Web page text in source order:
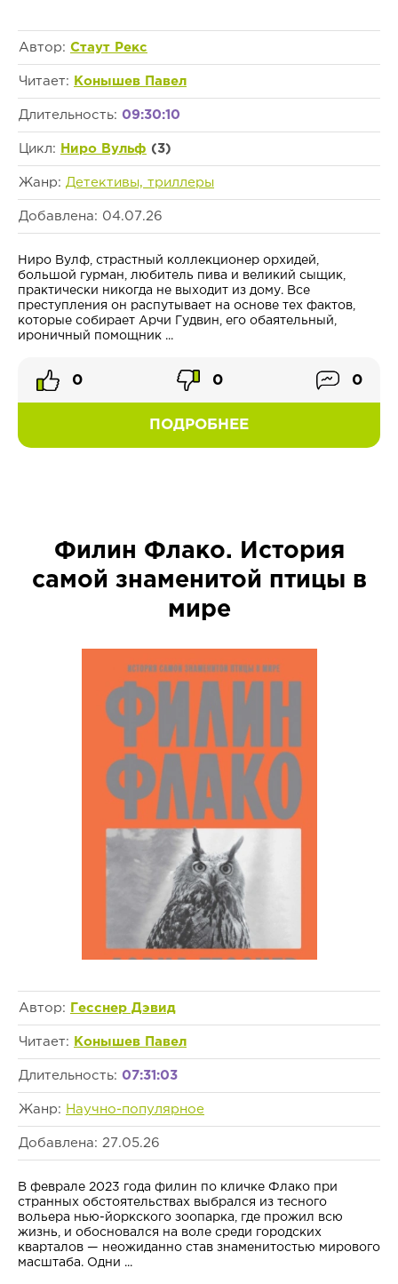
Автор: Стаут Рекс
Читает: Конышев Павел
Длительность: 09:30:10
Цикл: Ниро Вульф (3)
Жанр: Детективы, триллеры
Добавлена: 04.07.26
Ниро Вулф, страстный коллекционер орхидей,
большой гурман, любитель пива и великий сыщик,
практически никогда не выходит из дому. Все
преступления он распутывает на основе тех фактов,
которые собирает Арчи Гудвин, его обаятельный,
ироничный помощник ...
ПОДРОБНЕЕ
0 0 0
Филин Флако. История
самой знаменитой птицы в
мире
Автор: Гесснер Дэвид
Читает: Конышев Павел
Длительность: 07:31:03
Жанр: Научно-популярное
Добавлена: 27.05.26
В феврале 2023 года филин по кличке Флако при
странных обстоятельствах выбрался из тесного
вольера нью-йоркского зоопарка, где прожил всю
жизнь, и обосновался на воле среди городских
кварталов — неожиданно став знаменитостью мирового
масштаба. Одни ...